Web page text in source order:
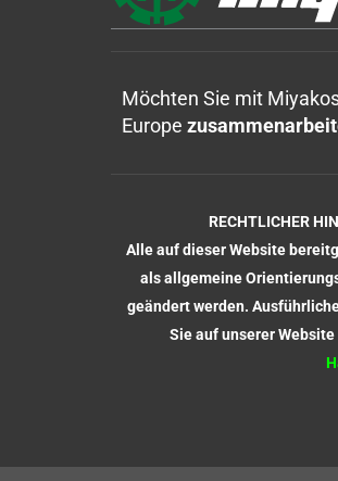
Möchten Sie mit
Europe
RECHTLICHER
Alle auf dieser Website
als allgemeine
geändert werden.
Sie auf unserer